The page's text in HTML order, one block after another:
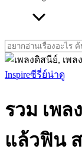
Search
for:
Inspireซีรี่ย์น่าดู
รวม เพ
แล้วฟิน